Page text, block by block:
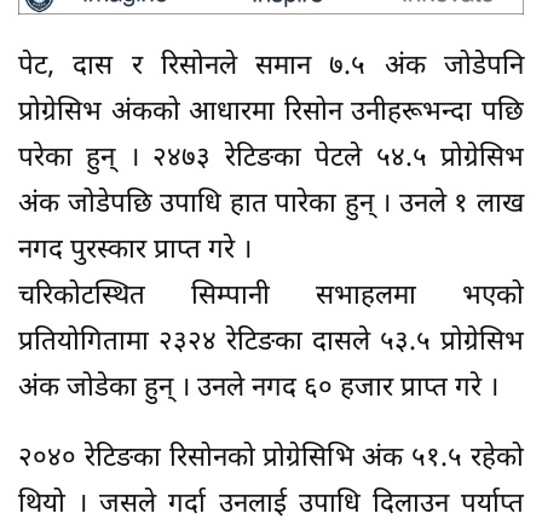
पेट, दास र रिसोनले समान ७.५ अंक जोडेपनि
प्रोग्रेसिभ अंकको आधारमा रिसोन उनीहरूभन्दा पछि
परेका हुन् । २४७३ रेटिङका पेटले ५४.५ प्रोग्रेसिभ
अंक जोडेपछि उपाधि हात पारेका हुन् । उनले १ लाख
नगद पुरस्कार प्राप्त गरे ।
चरिकोटस्थित सिम्पानी सभाहलमा भएको
प्रतियोगितामा २३२४ रेटिङका दासले ५३.५ प्रोग्रेसिभ
अंक जोडेका हुन् । उनले नगद ६० हजार प्राप्त गरे ।
२०४० रेटिङका रिसोनको प्रोग्रेसिभि अंक ५१.५ रहेको
थियो । जसले गर्दा उनलाई उपाधि दिलाउन पर्याप्त